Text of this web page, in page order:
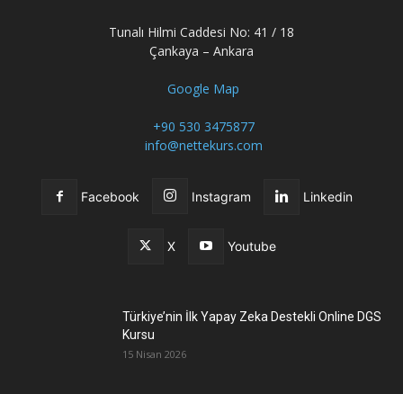
Tunalı Hilmi Caddesi No: 41 / 18
Çankaya – Ankara
Google Map
+90 530 3475877
info@nettekurs.com
Facebook Instagram Linkedin
X Youtube
Türkiye’nin İlk Yapay Zeka Destekli Online DGS
Kursu
15 Nisan 2026